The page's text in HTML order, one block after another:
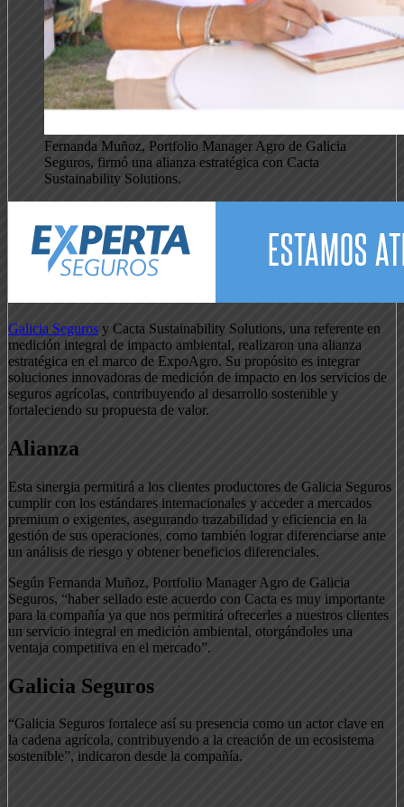
Fernanda Muñoz, Portfolio Manager Agro de Galicia
Seguros, firmó una alianza estratégica con Cacta
Sustainability Solutions.
Galicia Seguros y Cacta Sustainability Solutions, una referente en
medición integral de impacto ambiental, realizaron una alianza
estratégica en el marco de ExpoAgro. Su propósito es integrar
soluciones innovadoras de medición de impacto en los servicios de
seguros agrícolas, contribuyendo al desarrollo sostenible y
fortaleciendo su propuesta de valor.
Alianza
Esta sinergia permitirá a los clientes productores de Galicia Seguros
cumplir con los estándares internacionales y acceder a mercados
premium o exigentes, asegurando trazabilidad y eficiencia en la
gestión de sus operaciones, como también lograr diferenciarse ante
un análisis de riesgo y obtener beneficios diferenciales.
Según Fernanda Muñoz, Portfolio Manager Agro de Galicia
Seguros, “haber sellado este acuerdo con Cacta es muy importante
para la compañía ya que nos permitirá ofrecerles a nuestros clientes
un servicio integral en medición ambiental, otorgándoles una
ventaja competitiva en el mercado”.
Galicia Seguros
“Galicia Seguros fortalece así su presencia como un actor clave en
la cadena agrícola, contribuyendo a la creación de un ecosistema
sostenible”, indicaron desde la compañía.